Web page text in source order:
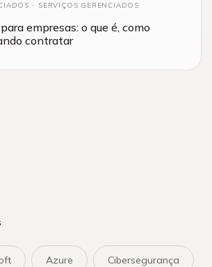
SERVIÇOS GERENCIADOS
empresas: o que é, como
contratar
Azure Cibersegurança